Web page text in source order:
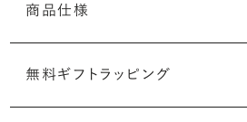
商品仕様
無料ギフトラッピング